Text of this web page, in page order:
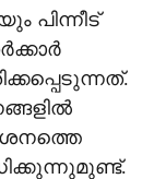
പിന്നീട്